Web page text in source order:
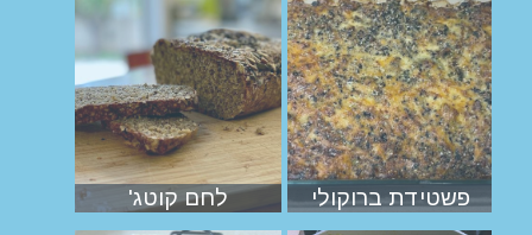
פשטידת ברוקולי לחם קוטג'